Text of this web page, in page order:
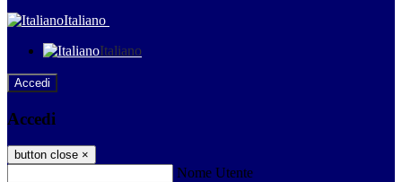
Italiano
Italiano
Accedi
Accedi
button close ×
Nome Utente